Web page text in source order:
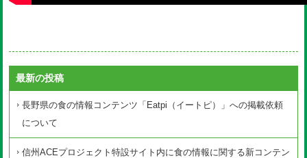
最新の投稿
長野県の食の情報コンテンツ「Eatpi（イートピ）」への掲載依頼
について
信州ACEプロジェクト特設サイト内に食の情報に関する新コンテン